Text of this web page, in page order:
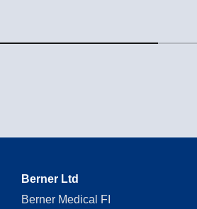
Berner Ltd
Berner Medical FI